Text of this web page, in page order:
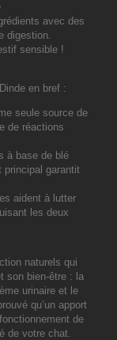
avec des
digestion.
sensible !
en bref :
seule source de
de réactions
à base de blé
principal garantit
aident à lutter
les deux
naturels qui
son bien-être : la
urinaire et le
qu’un apport
de
de votre chat.